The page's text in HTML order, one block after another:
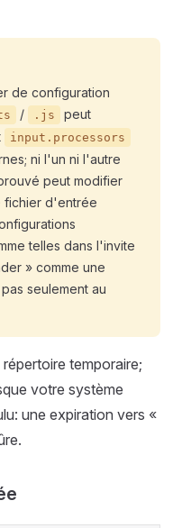
de configuration
/ .js peut
input.processors
ni l'un ni l'autre
peut modifier
fichier d'entrée
telles dans l'invite
» comme une
seulement au
temporaire;
votre système
une expiration vers «